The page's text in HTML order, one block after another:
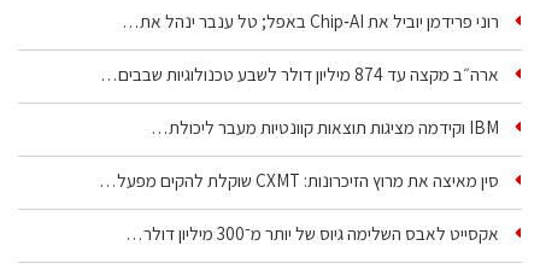
רוני פרידמן יוביל את Chip‑AI באפל; טל ענבר ינהל את…
ארה״ב מקצה עד 874 מיליון דולר לשבע טכנולוגיות שבבים…
IBM וקידמה מציגות תוצאות קוונטיות מעבר ליכולת…
סין מאיצה את מרוץ הזיכרונות: CXMT שוקלת להקים מפעל…
אקסייט לאבס השלימה גיוס של יותר מ־300 מיליון דולר…